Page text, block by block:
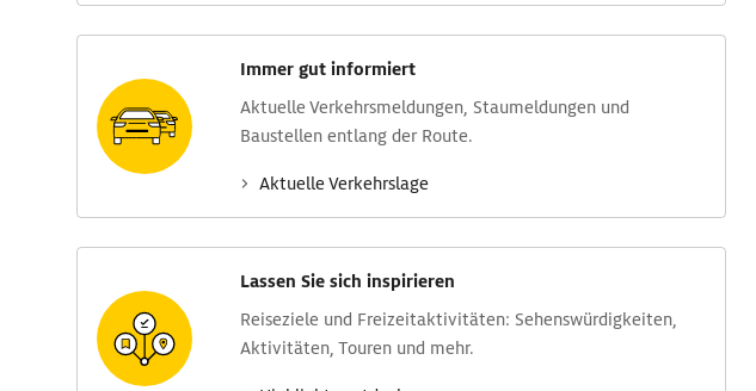
Immer gut informiert
Aktuelle Verkehrs­meldungen, Stau­meldungen und
Baustellen entlang der Route.
Aktuelle Verkehrs­lage
Lassen Sie sich inspirieren
Reise­ziele und Freizeit­aktivitäten: Sehens­würdig­keiten,
Aktivitäten, Touren und mehr.